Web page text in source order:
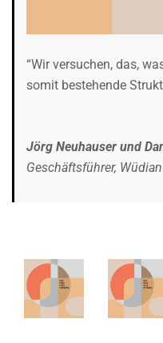
“Wir versuchen, das,
somit bestehende
Jörg Neuhauser und
Geschäftsführer, Wüdian